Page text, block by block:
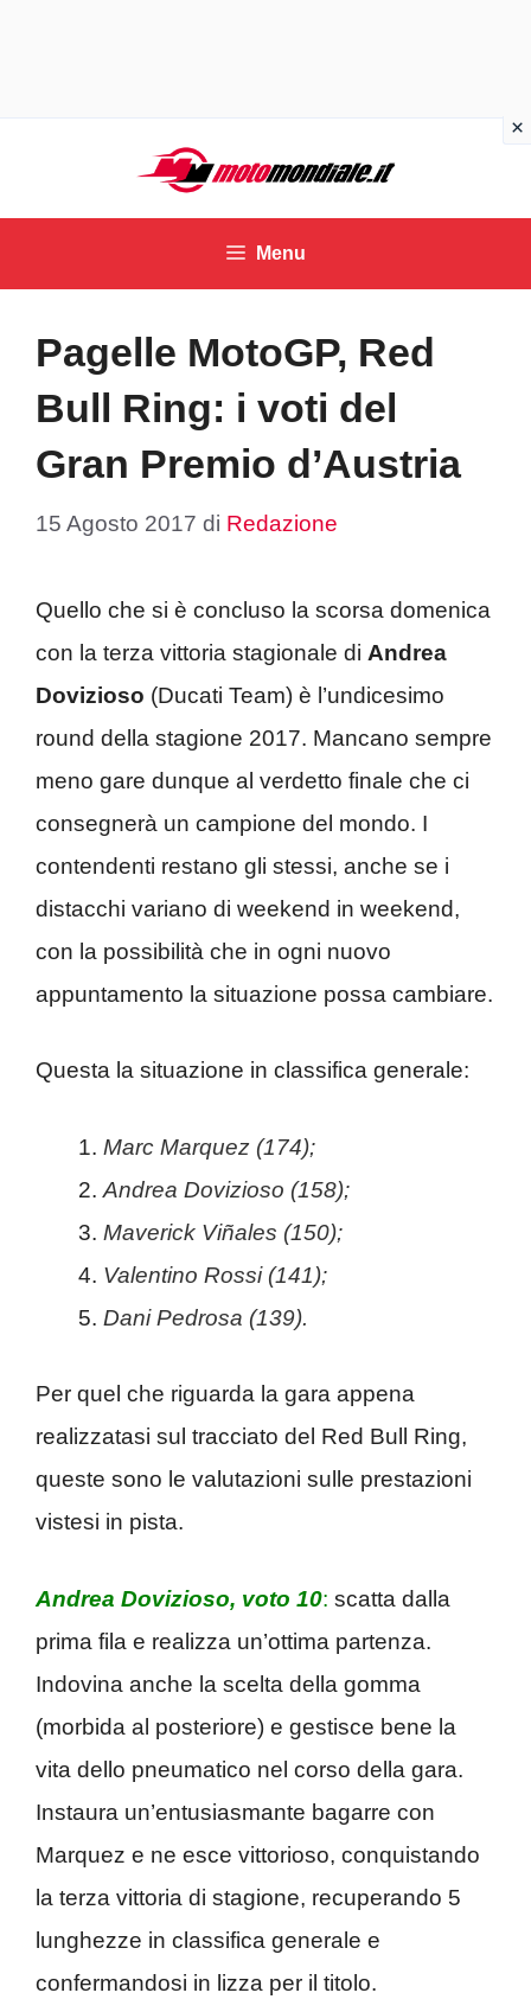
contenuto
Menu
Pagelle MotoGP, Red
Bull Ring: i voti del
Gran Premio d’Austria
15 Agosto 2017 di Redazione
Quello che si è concluso la scorsa domenica
con la terza vittoria stagionale di Andrea
Dovizioso (Ducati Team) è l’undicesimo
round della stagione 2017. Mancano sempre
meno gare dunque al verdetto finale che ci
consegnerà un campione del mondo. I
contendenti restano gli stessi, anche se i
distacchi variano di weekend in weekend,
con la possibilità che in ogni nuovo
appuntamento la situazione possa cambiare.
Questa la situazione in classifica generale:
Marc Marquez (174);
Andrea Dovizioso (158);
Maverick Viñales (150);
Valentino Rossi (141);
Dani Pedrosa (139).
Per quel che riguarda la gara appena
realizzatasi sul tracciato del Red Bull Ring,
queste sono le valutazioni sulle prestazioni
vistesi in pista.
Andrea Dovizioso, voto 10: scatta dalla
prima fila e realizza un’ottima partenza.
Indovina anche la scelta della gomma
(morbida al posteriore) e gestisce bene la
vita dello pneumatico nel corso della gara.
Instaura un’entusiasmante bagarre con
Marquez e ne esce vittorioso, conquistando
la terza vittoria di stagione, recuperando 5
lunghezze in classifica generale e
confermandosi in lizza per il titolo.